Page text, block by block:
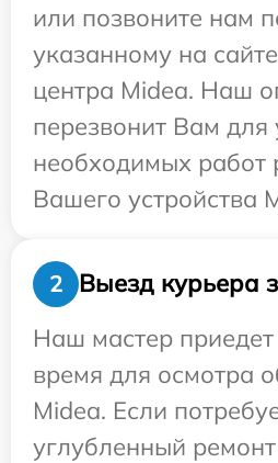
или позвоните нам
указанному на
центра Midea. Наш
перезвонит Вам для
необходимых работ
Вашего устройства
2
Выезд курьера
Наш мастер
время для осмотра
Midea. Если
углубленный